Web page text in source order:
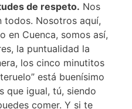
de respeto. Nos
todos. Nosotros aquí,
en Cuenca, somos así,
la puntualidad la
los cinco minutitos
está buenísimo
que igual, tú, siendo
comer. Y si te